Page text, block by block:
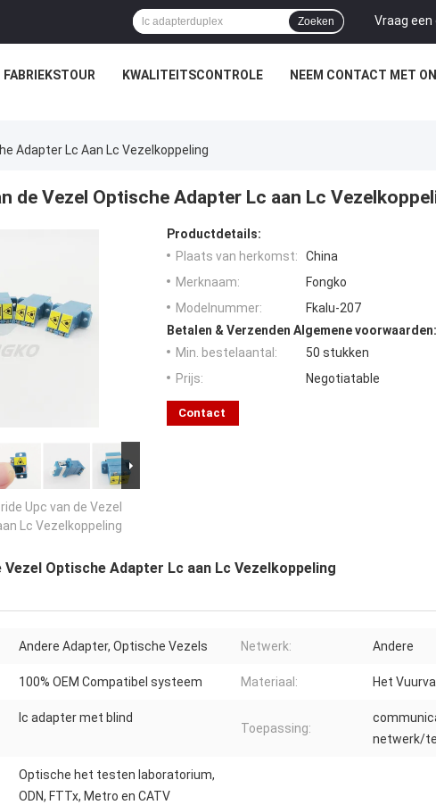
Vraag
Zoeken
FABRIEKSTOUR KWALITEITSCONTROLE NEEM CONTACT MET
Adapter Lc Aan Lc Vezelkoppeling
de Vezel Optische Adapter Lc aan Lc
Upc van de Vezel
Lc Vezelkoppeling
Productdetails:
Plaats van herkomst:
China
Merknaam:
Fongko
Modelnummer:
Fkalu-207
Betalen & Verzenden Algemene voorwaarden:
Min. bestelaantal:
50 stukken
Prijs:
Negotiatable
Contact
Vezel Optische Adapter Lc aan Lc Vezelkoppeling
Andere Adapter, Optische Vezels Netwerk: Andere
100% OEM Compatibel systeem Materiaal: Het
lc adapter met blind
Toepassing:
netwerk/
Optische het testen laboratorium,
ODN, FTTx, Metro en CATV